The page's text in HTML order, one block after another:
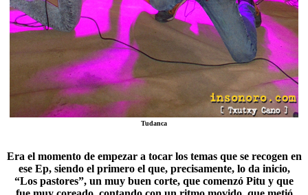
Tudanca
Era el momento de empezar a tocar los temas que se recogen en
ese Ep, siendo el primero el que, precisamente, lo da inicio,
“Los pastores”, un muy buen corte, que comenzó Pitu y que